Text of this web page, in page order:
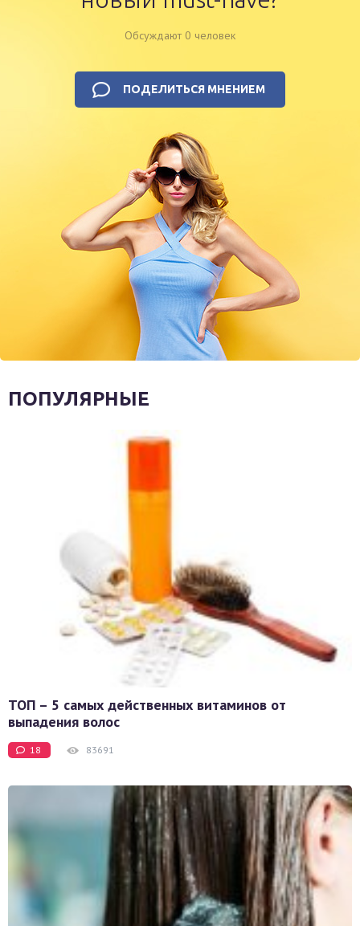
Обсуждают 0 человек
ПОДЕЛИТЬСЯ МНЕНИЕМ
ПОПУЛЯРНЫЕ
ТОП – 5 самых действенных витаминов от
выпадения волос
18 83691